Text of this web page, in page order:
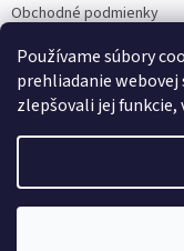
Používame súbory
prehliadanie webovej
zlepšovali jej
Obchodné podmienky
Moja objednávka